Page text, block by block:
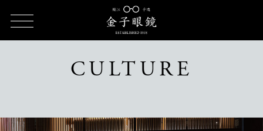
CULTURE（カルチャー）
CULTURE